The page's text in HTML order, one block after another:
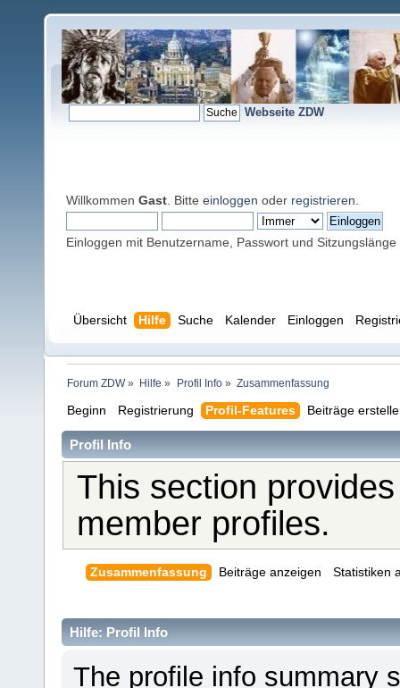
Webseite ZDW
Willkommen Gast . Bitte einloggen oder registrieren
Einloggen mit Benutzername, Passwort und Sitzungslänge
Übersicht Hilfe Suche Kalender Einloggen
Forum ZDW» Hilfe » Profil Info» Zusammenfassung
Beginn Registrierung Profil-Features Beiträge
Profil Info
This section
member profiles.
Zusammenfassung Beiträge anzeigen Statistiken
Hilfe: Profil Info
The profile info summary